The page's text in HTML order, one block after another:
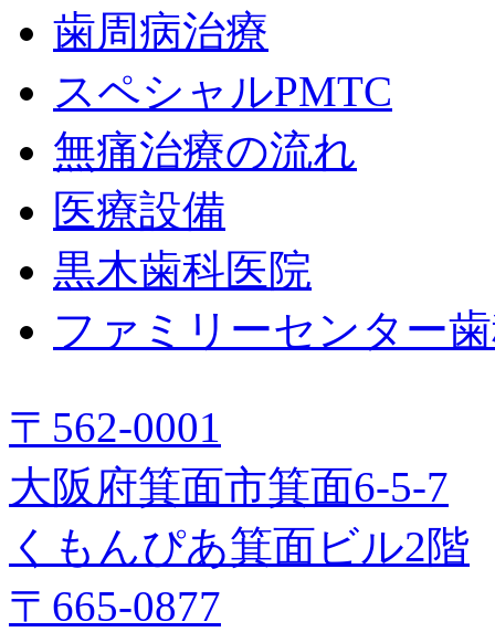
歯周病治療
スペシャルPMTC
無痛治療の流れ
医療設備
黒木歯科医院
ファミリーセンター
〒562-0001
大阪府箕面市箕面6-5-7
くもんぴあ箕面ビル2階
〒665-0877